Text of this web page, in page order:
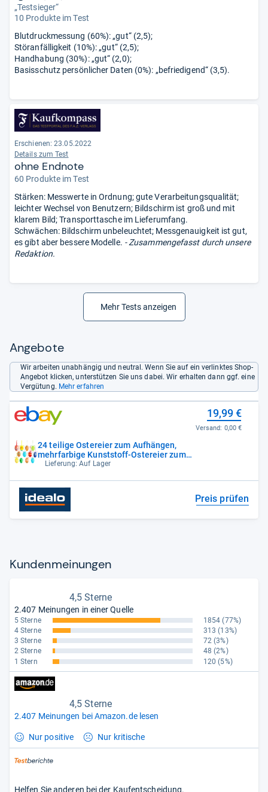
„Testsieger“
10 Produkte im Test
Blutdruckmessung (60%): „gut“ (2,5);
Störanfälligkeit (10%): „gut“ (2,5);
Handhabung (30%): „gut“ (2,0);
Basisschutz persönlicher Daten (0%): „befriedigend“ (3,5).
Erschienen: 23.05.2022
Details zum Test
ohne Endnote
60 Produkte im Test
Stärken: Messwerte in Ordnung; gute Verarbeitungsqualität;
leichter Wechsel von Benutzern; Bildschirm ist groß und mit
klarem Bild; Transporttasche im Lieferumfang.
Schwächen: Bildschirm unbeleuchtet; Messgenauigkeit ist gut,
es gibt aber bessere Modelle. - Zusammengefasst durch unsere
Redaktion.
Mehr Tests anzeigen
Angebote
Wir arbeiten unabhängig und neutral. Wenn Sie auf ein verlinktes Shop-
Angebot klicken, unterstützen Sie uns dabei. Wir erhalten dann ggf. eine
Vergütung. Mehr erfahren
24 teilige Ostereier zum Aufhängen,
mehrfarbige Kunststoff-Ostereier zum
Aufhäng
Lieferung: Auf Lager
19,99 €
Versand: 0,00 €
Preis prüfen
Kun­den­mei­nun­gen
4,5 Sterne
2.407 Meinungen in einer Quelle
5 Sterne 1854 (77%)
4 Sterne
313 (13%)
3 Sterne
72 (3%)
2 Sterne
48 (2%)
1 Stern
120 (5%)
4,5 Sterne
2.407 Meinungen bei Amazon.de lesen
Nur positive Nur kritische
Helfen Sie anderen bei der Kaufentscheidung.